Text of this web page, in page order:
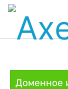
Доменное